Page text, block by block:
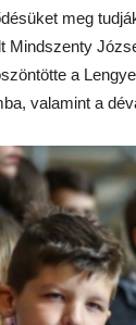
meg
Mindszenty
a
valamint a